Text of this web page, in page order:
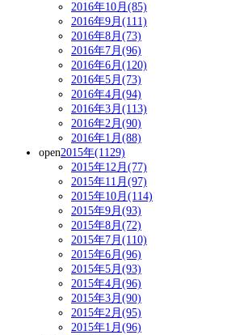
2016年10月(85)
2016年9月(111)
2016年8月(73)
2016年7月(96)
2016年6月(120)
2016年5月(73)
2016年4月(94)
2016年3月(113)
2016年2月(90)
2016年1月(88)
open2015年(1129)
2015年12月(77)
2015年11月(97)
2015年10月(114)
2015年9月(93)
2015年8月(72)
2015年7月(110)
2015年6月(96)
2015年5月(93)
2015年4月(96)
2015年3月(90)
2015年2月(95)
2015年1月(96)